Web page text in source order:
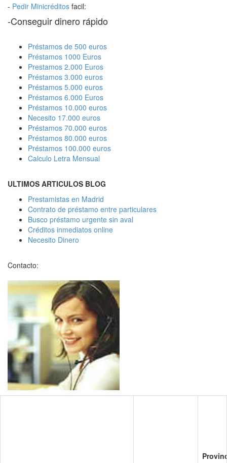
- Pedir Minicréditos facil:
-Conseguir dinero rápido
Préstamos de 500 euros
Préstamos 1000 Euros
Prestamos 2.000 Euros
Préstamos 3.000 euros
Préstamos 5.000 euros
Préstamos 6.000 Euros
Préstamos 10.000 euros
Necesito 17.000 euros
Préstamos 70.000 euros
Préstamos 80.000 euros
Préstamos 100.000 euros
Calculo Letra Mensual
ULTIMOS ARTICULOS BLOG
Prestamistas en Madrid
Contrato de préstamo entre particulares
Busco préstamo urgente sin aval
Créditos inmediatos online
Necesito Dinero
Contacto: